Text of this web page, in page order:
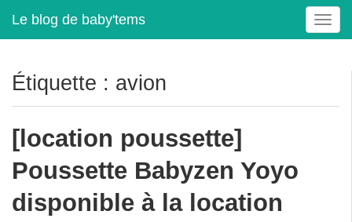
Le blog de baby'tems
T
o
e
Étiquette : avion
[location poussette]
Poussette Babyzen Yoyo
disponible à la location